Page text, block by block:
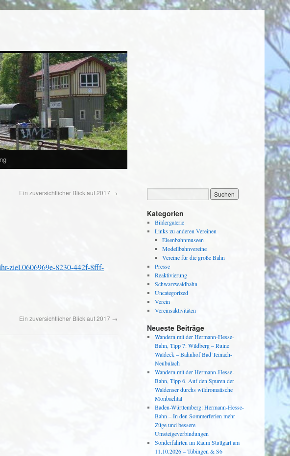
Ein zuversichtlicher Blick auf 2017 →
ziel.0606969e-8230-442f-8fff-
Ein zuversichtlicher Blick auf 2017 →
Kategorien
Bildergalerie
Links zu anderen Vereinen
Eisenbahnmuseen
Modellbahnvereine
Vereine für die große Bahn
Presse
Reaktivierung
Schwarzwaldbahn
Uncategorized
Verein
Vereinsaktivitäten
Neueste Beiträge
Wandern mit der Hermann-Hesse-
Bahn, Tipp 7: Wildberg – Ruine
Waldeck – Bahnhof Bad Teinach-
Neubulach
Wandern mit der Hermann-Hesse-
Bahn, Tipp 6. Auf den Spuren der
Waldenser durchs wildromatische
Monbachtal
Baden-Württemberg: Hermann-Hesse-
Bahn – In den Sommerferien mehr
Züge und bessere
Umsteigeverbindungen
Sonderfahrten im Raum Stuttgart am
11.10.2026 – Tübingen & S6